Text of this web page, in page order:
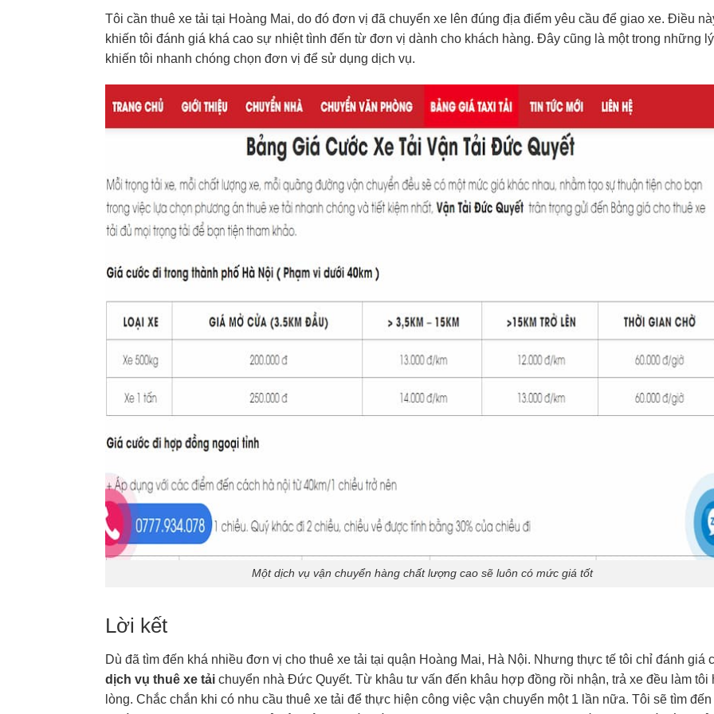
Tôi cần thuê xe tải tại Hoàng Mai, do đó đơn vị đã chuyển xe lên đúng địa điểm yêu cầu để giao xe. Điều
khiến tôi đánh giá khá cao sự nhiệt tình đến từ đơn vị dành cho khách hàng. Đây cũng là một trong những
khiến tôi nhanh chóng chọn đơn vị để sử dụng dịch vụ.
Một dịch vụ vận chuyển hàng chất lượng cao sẽ luôn có mức giá tốt
Lời kết
Dù đã tìm đến khá nhiều đơn vị cho thuê xe tải tại quận Hoàng Mai, Hà Nội. Nhưng thực tế tôi chỉ đánh giá
dịch vụ thuê xe tải chuyển nhà Đức Quyết. Từ khâu tư vấn đến khâu hợp đồng rồi nhận, trả xe đều làm tôi
lòng. Chắc chắn khi có nhu cầu thuê xe tải để thực hiện công việc vận chuyển một 1 lần nữa. Tôi sẽ tìm